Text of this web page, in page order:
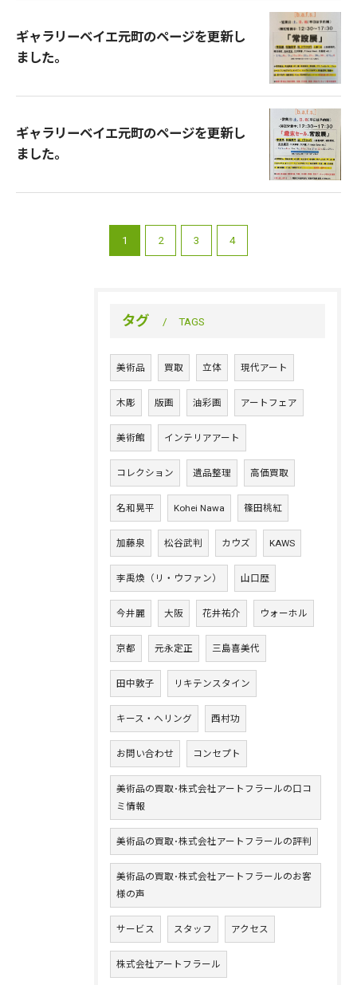
ギャラリーベイエ元町のページを更新し
ました。
ギャラリーベイエ元町のページを更新し
ました。
1 2 3 4
タグ TAGS
美術品 買取 立体 現代アート
木彫 版画 油彩画 アートフェア
美術館 インテリアアート
コレクション 遺品整理 高価買取
名和晃平 Kohei Nawa 篠田桃紅
加藤泉 松谷武判 カウズ KAWS
李禹煥（リ・ウファン） 山口歴
今井麗 大阪 花井祐介 ウォーホル
京都 元永定正 三島喜美代
田中敦子 リキテンスタイン
キース・ヘリング 西村功
お問い合わせ コンセプト
美術品の買取･株式会社アートフラールの口コ
ミ情報
美術品の買取･株式会社アートフラールの評判
美術品の買取･株式会社アートフラールのお客
様の声
サービス スタッフ アクセス
株式会社アートフラール
お問い合わせはこちら